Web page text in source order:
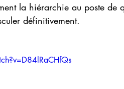
la hiérarchie au poste de
définitivement.